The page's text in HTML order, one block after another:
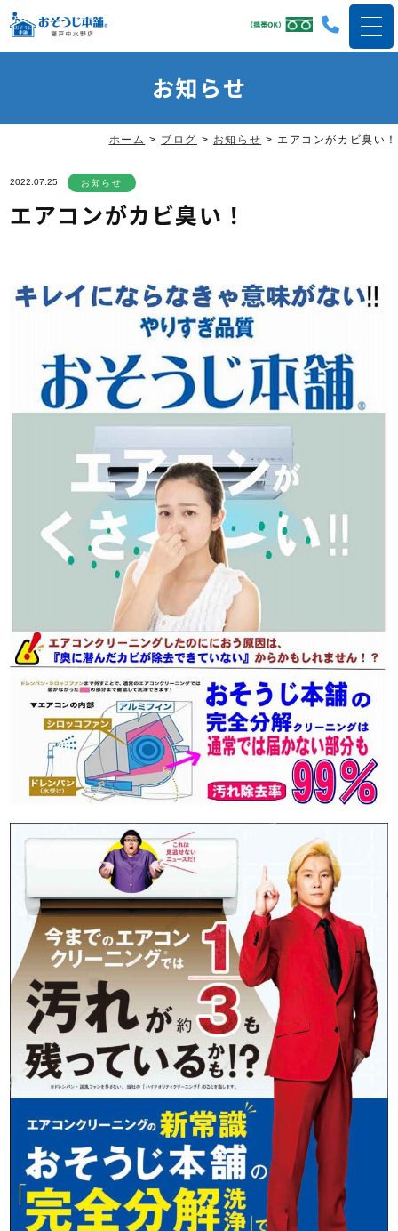
お知らせ
ホーム > ブログ > お知らせ > エアコンがカビ臭い！
2022.07.25 お知らせ
エアコンがカビ臭い！